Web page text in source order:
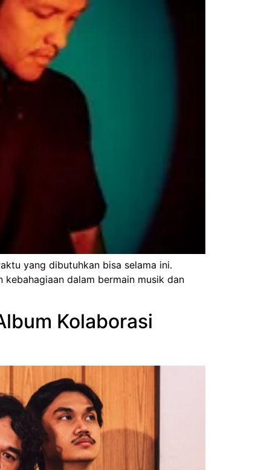
yang dibutuhkan bisa selama ini.
dalam bermain musik dan
Kolaborasi